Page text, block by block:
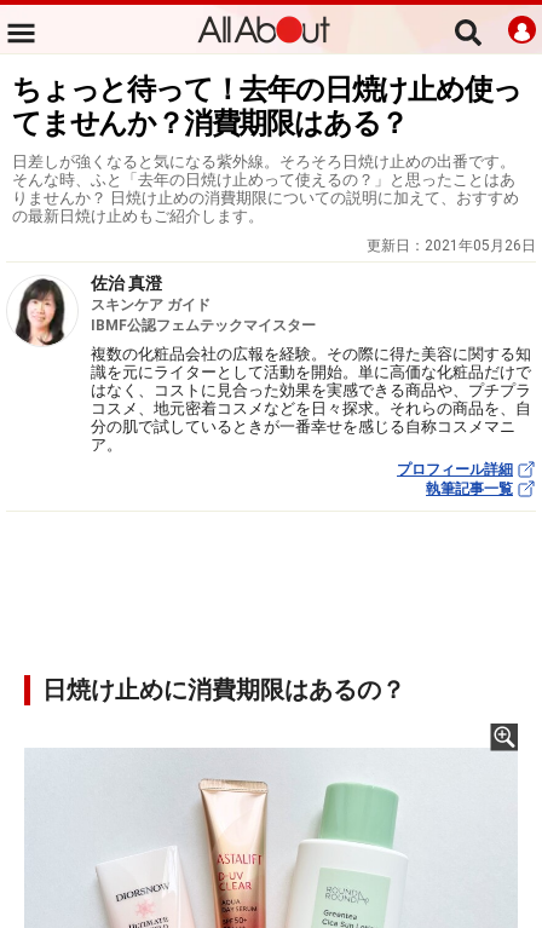
ちょっと待って！去年の日焼け止め使っ
てませんか？消費期限はある？
日差しが強くなると気になる紫外線。そろそろ日焼け止めの出番です。
そんな時、ふと「去年の日焼け止めって使えるの？」と思ったことはあ
りませんか？ 日焼け止めの消費期限についての説明に加えて、おすすめ
の最新日焼け止めもご紹介します。
更新日： 2021年05月26日
佐治 真澄
スキンケア ガイド
IBMF公認フェムテックマイスター
複数の化粧品会社の広報を経験。その際に得た美容に関する知
識を元にライターとして活動を開始。単に高価な化粧品だけで
はなく、コストに見合った効果を実感できる商品や、プチプラ
コスメ、地元密着コスメなどを日々探求。それらの商品を、自
分の肌で試しているときが一番幸せを感じる自称コスメマニ
ア。
プロフィール詳細
執筆記事一覧
日焼け止めに消費期限はあるの？